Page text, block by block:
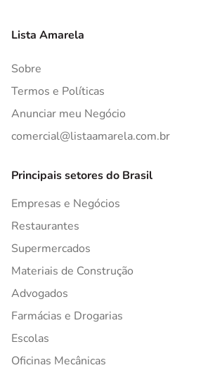
Lista Amarela
Sobre
Termos e Políticas
Anunciar meu Negócio
comercial@listaamarela.com.br
Principais setores do Brasil
Empresas e Negócios
Restaurantes
Supermercados
Materiais de Construção
Advogados
Farmácias e Drogarias
Escolas
Oficinas Mecânicas